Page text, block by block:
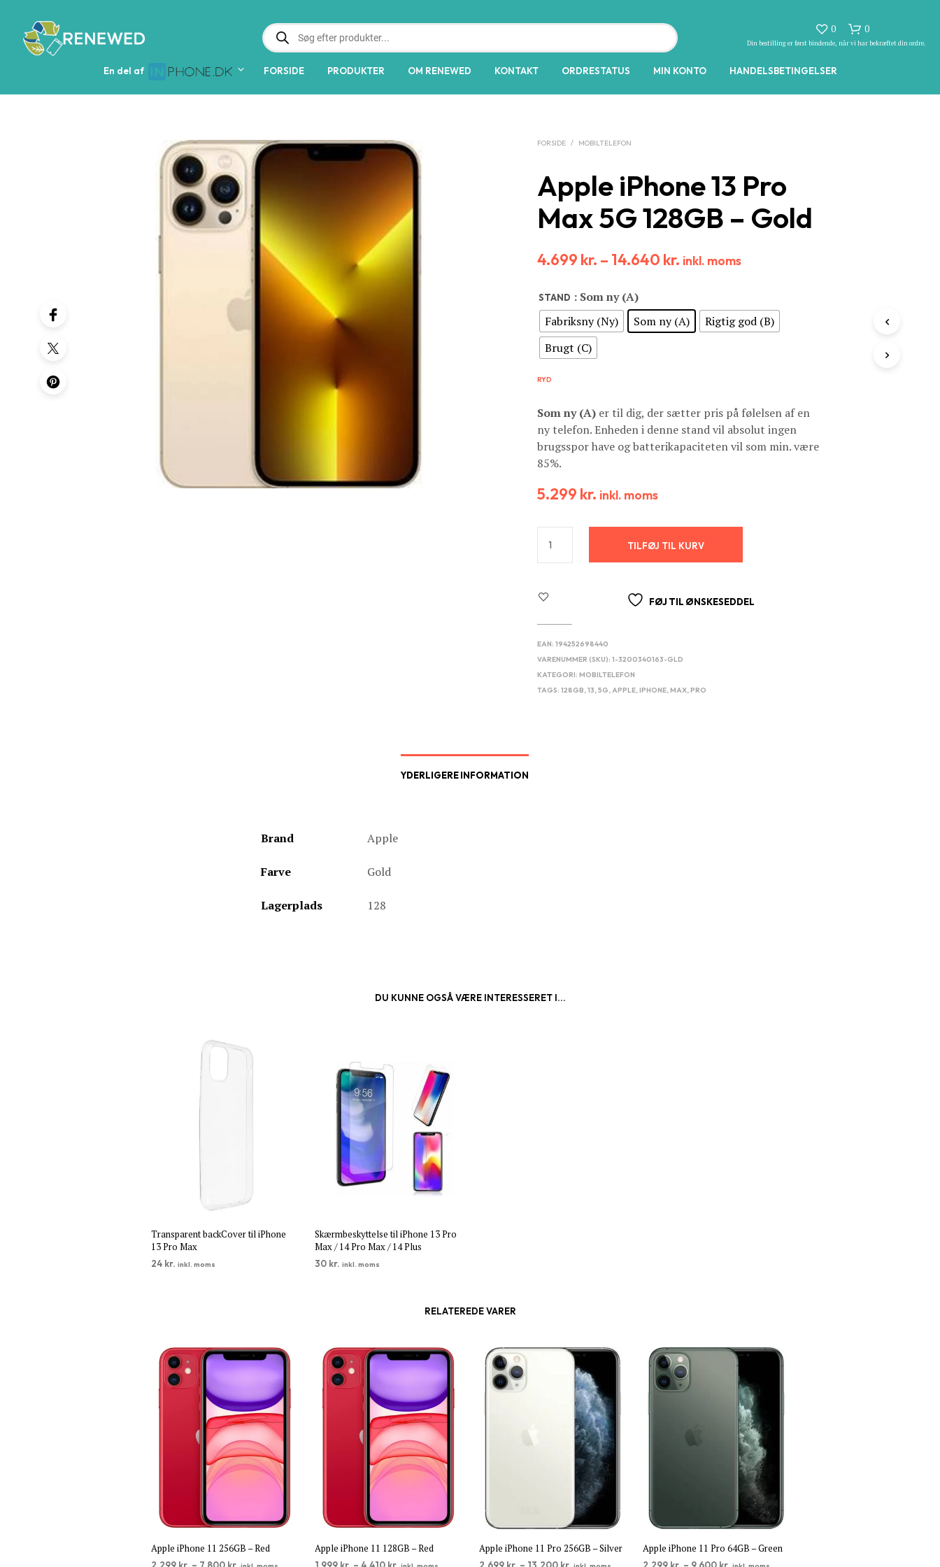
PRODUCTS
SEARCH
En del af
FORSIDE PRODUKTER OM RENEWED KONTAKT ORDRESTATUS MIN KONTO HANDELSBETINGELSER
0 0
U
Din bestilling er først bindende, når vi har bekræftet din ordre.
FORSIDE / MOBILTELEFON
Apple iPhone 13 Pro
Max 5G 128GB – Gold
4.699 kr. – 14.640 kr. inkl. moms
STAND : Som ny (A)
Fabriksny (Ny)
Som ny (A)
Rigtig god (B)
Brugt (C)
RYD
Som ny (A) er til dig, der sætter pris på følelsen af en
ny telefon. Enheden i denne stand vil absolut ingen
brugsspor have og batterikapaciteten vil som min. være
85%.
5.299 kr. inkl. moms
TILFØJ TIL KURV
FØJ TIL ØNSKESEDDEL
EAN:194252698440
VARENUMMER (SKU):1-3200340163-GLD
KATEGORI:MOBILTELEFON
TAGS:128GB,13,5G,APPLE,IPHONE,MAX,PRO
YDERLIGERE INFORMATION
Brand Apple
Farve Gold
Lagerplads 128
DU KUNNE OGSÅ VÆRE INTERESSERET I...
Transparent backCover til iPhone
13 Pro Max
24 kr. inkl. moms
Skærmbeskyttelse til iPhone 13 Pro
Max / 14 Pro Max / 14 Plus
30 kr. inkl. moms
RELATEREDE VARER
Apple iPhone 11 256GB – Red
2.299 kr. – 7.800 kr.
Apple iPhone 11 128GB – Red
1.999 kr. – 4.410 kr.
Apple iPhone 11 Pro 256GB – Silver
2.699 kr. – 13.200 kr.
Apple iPhone 11 Pro 64GB – Green
2.299 kr. – 9.600 kr.